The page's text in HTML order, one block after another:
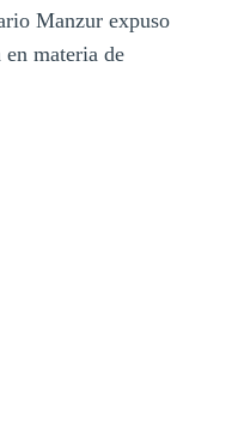
Manzur expuso
materia de